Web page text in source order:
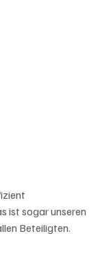
ist sogar unseren
Beteiligten.